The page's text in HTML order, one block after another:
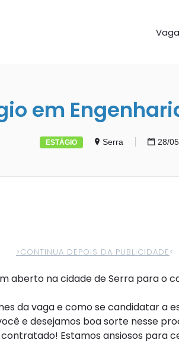
em
ESTÁGIO Serra 28/
>CONTINUA DEPOIS DA PUBLICIDADE<
aberto na cidade de Serra para o
da vaga e como se candidatar a
e desejamos boa sorte nesse
Estamos ansiosos para